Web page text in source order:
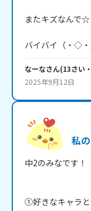
またキズなんで☆
バイバイ（・◇
なーなさん(13さい・
2025年9月12日
私
中2のみなです！
①好きなキャラと